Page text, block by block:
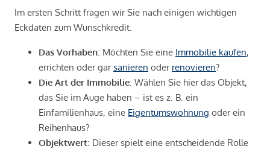
Im ersten Schritt fragen wir Sie nach einigen wichtigen
Eckdaten zum Wunschkredit.
Das Vorhaben: Möchten Sie eine Immobilie kaufen,
errichten oder garsanieren oder renovieren?
Die Art der Immobilie: Wählen Sie hier das Objekt,
das Sie im Auge haben – ist es z. B. ein
Einfamilienhaus, eine Eigentumswohnung oder ein
Reihenhaus?
Objektwert: Dieser spielt eine entscheidende Rolle